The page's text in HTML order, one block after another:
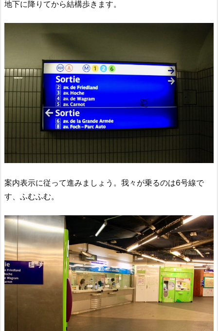
地下に降りてから結構歩きます。
案内表示に従って進みましょう。我々が乗るのは6号線で
す、ふむふむ。